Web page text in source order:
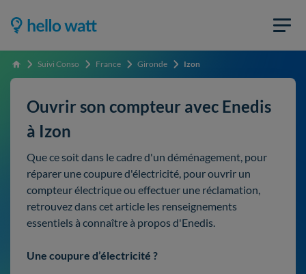
Accueil Suivi Conso France Gironde Izon
Ouvrir son compteur avec Enedis
à Izon
Que ce soit dans le cadre d'un déménagement, pour
réparer une coupure d'électricité, pour ouvrir un
compteur électrique ou effectuer une réclamation,
retrouvez dans cet article les renseignements
essentiels à connaître à propos d'Enedis.
Une coupure d’électricité ?